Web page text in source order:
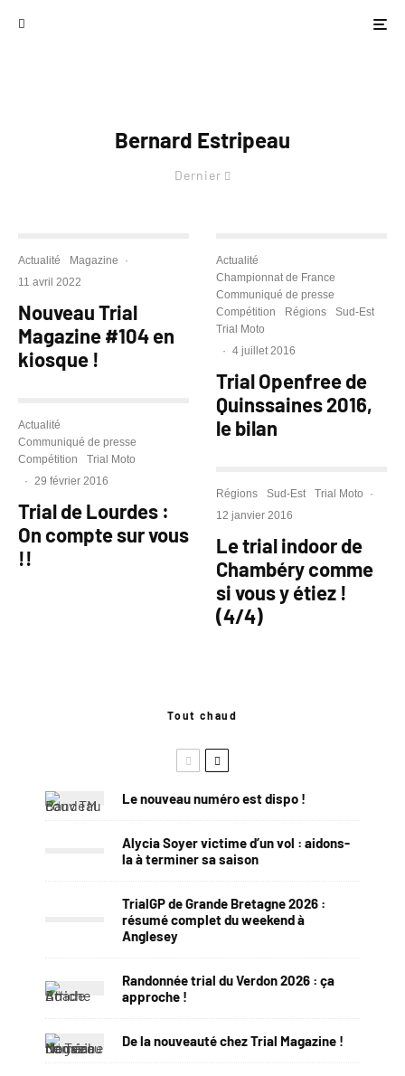
Bernard Estripeau
Dernier
Actualité Magazine
·
11 avril 2022
Nouveau Trial
Magazine #104 en
kiosque !
Actualité
Communiqué de presse
Compétition
Trial Moto
· 29 février 2016
Trial de Lourdes :
On compte sur vous
!!
Actualité
Championnat de France
Communiqué de presse
Compétition
Régions
Sud-Est
Trial Moto
· 4 juillet 2016
Trial Openfree de
Quinssaines 2016,
le bilan
Régions Sud-Est Trial Moto
·
12 janvier 2016
Le trial indoor de
Chambéry comme
si vous y étiez !
(4/4)
Tout chaud
Le nouveau numéro est dispo !
Alycia Soyer victime d’un vol : aidons-
la à terminer sa saison
TrialGP de Grande Bretagne 2026 :
résumé complet du weekend à
Anglesey
Randonnée trial du Verdon 2026 : ça
approche !
De la nouveauté chez Trial Magazine !